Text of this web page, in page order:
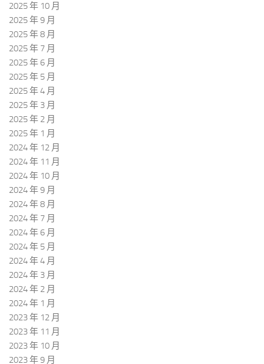
2025 年 10 月
2025 年 9 月
2025 年 8 月
2025 年 7 月
2025 年 6 月
2025 年 5 月
2025 年 4 月
2025 年 3 月
2025 年 2 月
2025 年 1 月
2024 年 12 月
2024 年 11 月
2024 年 10 月
2024 年 9 月
2024 年 8 月
2024 年 7 月
2024 年 6 月
2024 年 5 月
2024 年 4 月
2024 年 3 月
2024 年 2 月
2024 年 1 月
2023 年 12 月
2023 年 11 月
2023 年 10 月
2023 年 9 月